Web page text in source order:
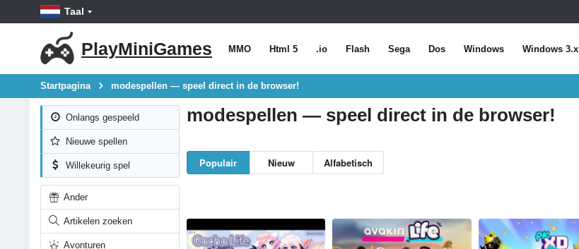
Taal
PlayMiniGames MMO Html 5 .io Flash Sega Dos Windows Windows 3.x
Startpagina modespellen — speel direct in de browser!
Onlangs gespeeld
Nieuwe spellen
Willekeurig spel
Ander
Artikelen zoeken
Avonturen
modespellen — speel direct in de browser!
Populair Nieuw Alfabetisch